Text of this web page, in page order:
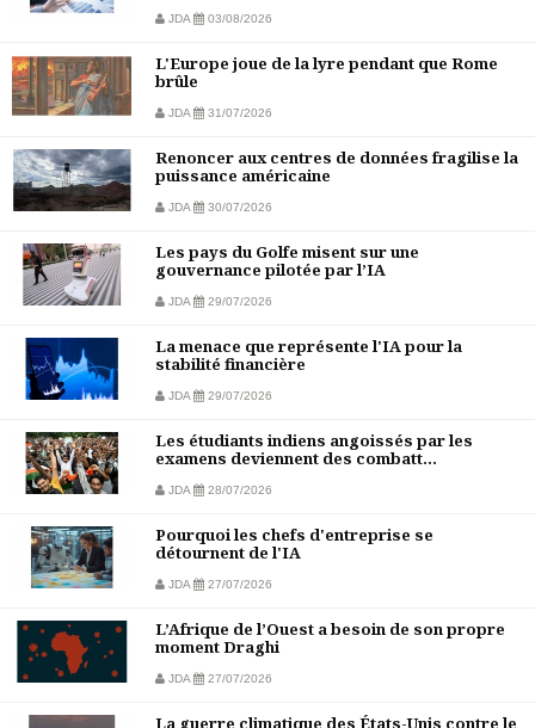
JDA 03/08/2026
L'Europe joue de la lyre pendant que Rome
brûle
JDA 31/07/2026
Renoncer aux centres de données fragilise la
puissance américaine
JDA 30/07/2026
Les pays du Golfe misent sur une
gouvernance pilotée par l’IA
JDA 29/07/2026
La menace que représente l'IA pour la
stabilité financière
JDA 29/07/2026
Les étudiants indiens angoissés par les
examens deviennent des combatt...
JDA 28/07/2026
Pourquoi les chefs d'entreprise se
détournent de l'IA
JDA 27/07/2026
L’Afrique de l’Ouest a besoin de son propre
moment Draghi
JDA 27/07/2026